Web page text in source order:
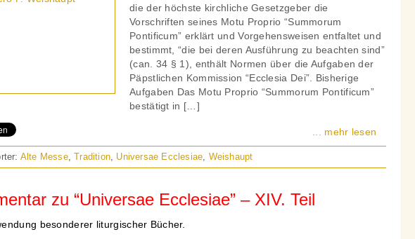
die der höchste kirchliche Gesetzgeber die
Vorschriften seines Motu Proprio “Summorum
Pontificum” erklärt und Vorgehensweisen entfaltet und
bestimmt, “die bei deren Ausführung zu beachten sind”
(can. 34 § 1), enthält Normen über die Aufgaben der
Päpstlichen Kommission “Ecclesia Dei”. Bisherige
Aufgaben Das Motu Proprio “Summorum Pontificum”
bestätigt in […]
... mehr lesen
Alte Messe,Tradition, Universae Ecclesiae, Weishaupt
zu “Universae Ecclesiae” – XIV. Teil
besonderer liturgischer Bücher.